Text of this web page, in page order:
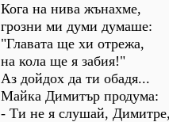
Кога на нива жънахме,
грозни ми думи думаше:
"Главата ще хи отрежа,
на кола ще я забия!"
Аз дойдох да ти обадя...
Майка Димитър продума:
- Ти не я слушай,